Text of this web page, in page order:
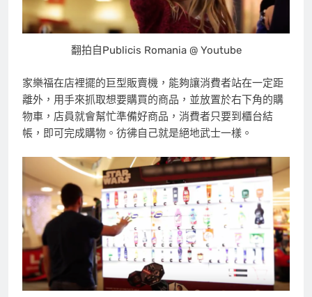
翻拍自Publicis Romania @ Youtube
家樂福在店裡擺的巨型販賣機，能夠讓消費者站在一定距
離外，用手來抓取想要購買的商品，並放置於右下角的購
物車，店員就會幫忙準備好商品，消費者只要到櫃台結
帳，即可完成購物。彷彿自己就是絕地武士一樣。